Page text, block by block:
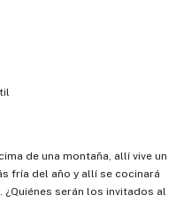
de una montaña, allí vive un
fría del año y allí se cocinará
serán los invitados al